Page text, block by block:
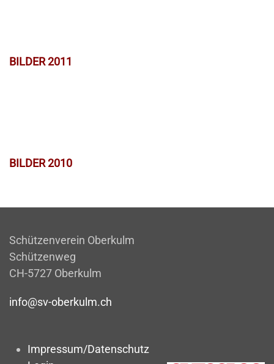
BILDER 2011
BILDER 2010
Schützenverein Oberkulm
Schützenweg
CH-5727 Oberkulm
info@sv-oberkulm.ch
Impressum/Datenschutz